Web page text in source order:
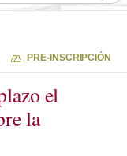
PRE-INSCRIPCIÓN
el
la